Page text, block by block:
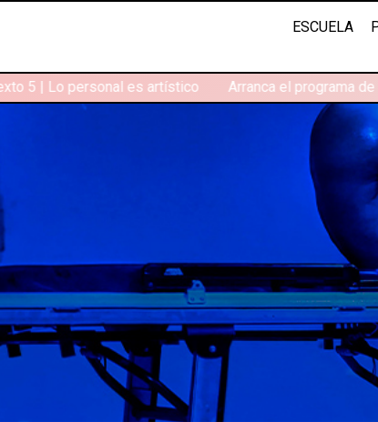
ESCUELA
5 | Lo personal es artístico Arranca el programa